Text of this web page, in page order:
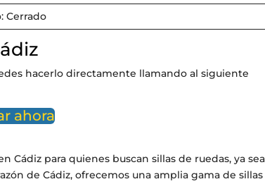
Cerrado
hacerlo directamente llamando al siguiente
ahora
Cádiz para quienes buscan sillas de ruedas, ya sea
de Cádiz, ofrecemos una amplia gama de sillas